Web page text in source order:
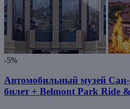
-5%
Автомобильный музей
билет + Belmont Park Ride